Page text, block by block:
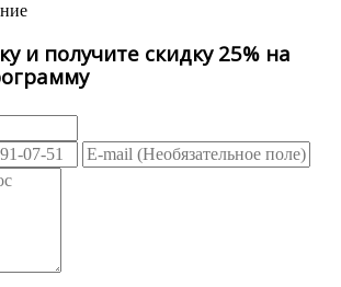
и получите скидку 25% на